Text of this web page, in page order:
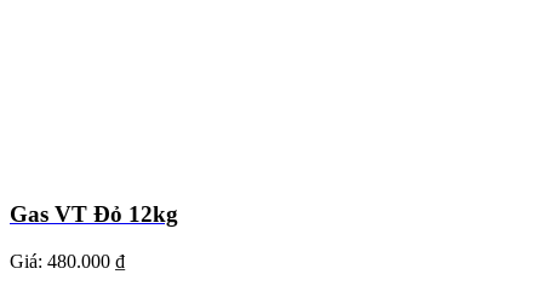
Gas VT Đỏ 12kg
Giá: 480.000 ₫